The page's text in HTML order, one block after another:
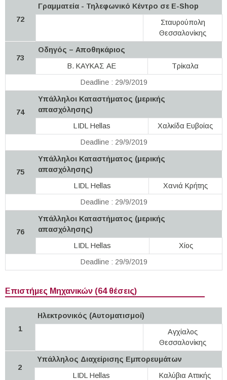
72
Γραμματεία - Τηλεφωνικό Κέντρο σε E-Shop
Σταυρούπολη
Θεσσαλονίκης
73
Οδηγός – Αποθηκάριος
Β. ΚΑΥΚΑΣ ΑΕ
Τρίκαλα
Deadline : 29/9/2019
74
Υπάλληλοι Καταστήματος (μερικής
απασχόλησης)
LIDL Hellas
Χαλκίδα Ευβοίας
Deadline : 29/9/2019
75
Υπάλληλοι Καταστήματος (μερικής
απασχόλησης)
LIDL Hellas
Χανιά Κρήτης
Deadline : 29/9/2019
76
Υπάλληλοι Καταστήματος (μερικής
απασχόλησης)
LIDL Hellas
Χίος
Deadline : 29/9/2019
Επιστήμες Μηχανικών (64 θέσεις)
1
Ηλεκτρονικός (Αυτοματισμοί)
Αγχίαλος
Θεσσαλονίκης
2
Υπάλληλος Διαχείρισης Εμπορευμάτων
LIDL Hellas
Καλύβια Αττικής